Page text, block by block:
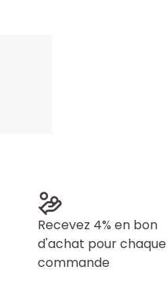
Recevez 4% en bon
d'achat pour chaque
commande